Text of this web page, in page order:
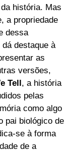
história. Mas
a propriedade
dessa
destaque à
as
versões,
Tell, a história
pelas
como algo
pai biológico de
se à forma
de a